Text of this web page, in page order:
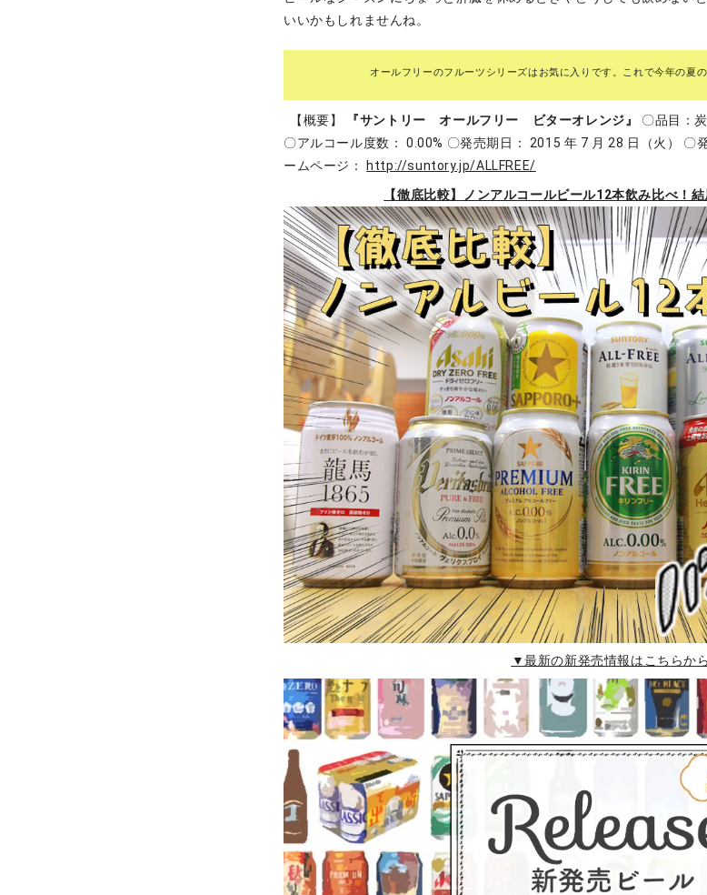
いいかもしれませんね。
オールフリーのフルーツシリーズはお気に入りです。これで今年の夏
【概要】 『サントリー オールフリー ビターオレンジ』
〇品目：
〇アルコール度数： 0.00% 〇発売期日： 2015 年 7 月 28 日（火） 〇
ームページ：
http://suntory.jp/ALLFREE/
【徹底比較】ノンアルコールビール12本飲み比べ！
▼最新の新発売情報はこちらから